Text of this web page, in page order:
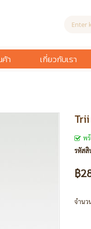
า เกี่ยวกับเรา
พ
รหัสสิ
฿
จำนว